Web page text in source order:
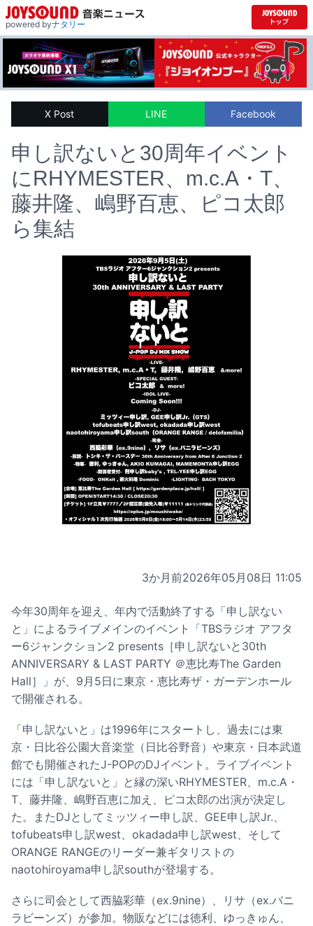
powered byナタリー
X Post LINE Facebook
申し訳ないと30周年イベント
にRHYMESTER、m.c.A・T、
藤井隆、嶋野百恵、ピコ太郎
ら集結
3か月前2026年05月08日 11:05
今年30周年を迎え、年内で活動終了する「申し訳ない
と」によるライブメインのイベント「TBSラジオ アフタ
ー6ジャンクション2 presents［申し訳ないと30th
ANNIVERSARY & LAST PARTY ＠恵比寿The Garden
Hall］」が、9月5日に東京・恵比寿ザ・ガーデンホール
で開催される。
「申し訳ないと」は1996年にスタートし、過去には東
京・日比谷公園大音楽堂（日比谷野音）や東京・日本武道
館でも開催されたJ-POPのDJイベント。ライブイベント
には「申し訳ないと」と縁の深いRHYMESTER、m.c.A・
T、藤井隆、嶋野百恵に加え、ピコ太郎の出演が決定し
た。またDJとしてミッツィー申し訳、GEE申し訳Jr.、
tofubeats申し訳west、okadada申し訳west、そして
ORANGE RANGEのリーダー兼ギタリストの
naotohiroyama申し訳southが登場する。
さらに司会として西脇彩華（ex.9nine）、リサ（ex.バニ
ラビーンズ）が参加。物販などには徳利、ゆっきゅん、